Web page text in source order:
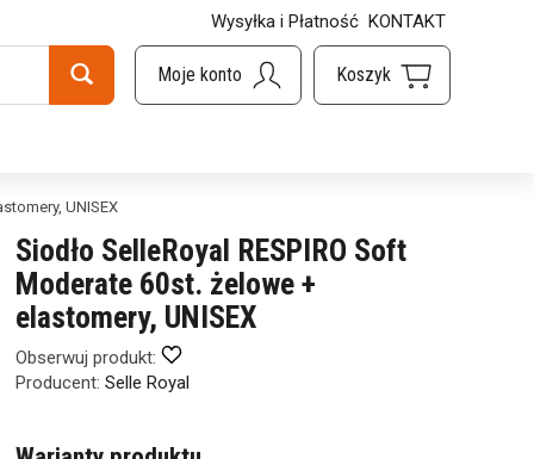
Wysyłka i Płatność KONTAKT
UNISEX
Siodło SelleRoyal RESPIRO Soft
Moderate 60st. żelowe +
elastomery, UNISEX
Obserwuj produkt:
Producent: Selle Royal